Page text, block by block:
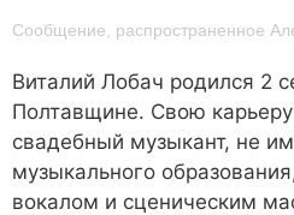
Виталий Лобач родился 2
Полтавщине. Свою
свадебный музыкант, не
музыкального
вокалом и сценическим